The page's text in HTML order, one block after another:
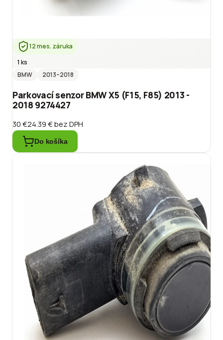
12 mes. záruka
1 ks
BMW
2013–2018
Parkovací senzor BMW X5 (F15, F85) 2013 -
2018 9274427
30 €24.39 €bez DPH
Do košíka